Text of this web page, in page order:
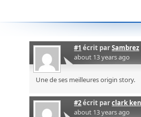
#1 écrit parSambrez
about 13 years ago
Une de ses meilleures origin story.
#2écrit parclark
about 13 years ago